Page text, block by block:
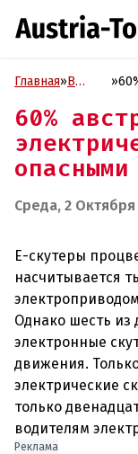
Главная»В
»
60%
опасными
Среда, 2 Октября
Е-скутеры
насчитывается
Однако шесть из
электронные
движения.
электрические
только
Реклама